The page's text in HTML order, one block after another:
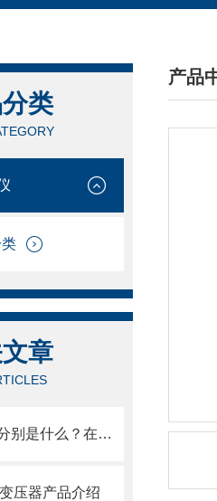
类
章
核相仪的作用和功能分别是什么？在使用过程中有没有什么注意事项？
压器产品介绍
产品
/